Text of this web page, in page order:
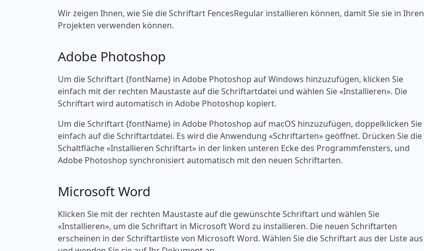
Wir zeigen Ihnen, wie Sie die Schriftart FencesRegular installieren können, damit Sie sie in Ihren
Projekten verwenden können.
Adobe Photoshop
Um die Schriftart {fontName} in Adobe Photoshop auf Windows hinzuzufügen, klicken Sie
einfach mit der rechten Maustaste auf die Schriftartdatei und wählen Sie «‎Installieren». Die
Schriftart wird automatisch in Adobe Photoshop kopiert.
Um die Schriftart {fontName} in Adobe Photoshop auf macOS hinzuzufügen, doppelklicken Sie
einfach auf die Schriftartdatei. Es wird die Anwendung «‎Schriftarten» geöffnet. Drücken Sie die
Schaltfläche «‎Installieren Schriftart» in der linken unteren Ecke des Programmfensters, und
Adobe Photoshop synchronisiert automatisch mit den neuen Schriftarten.
Microsoft Word
Klicken Sie mit der rechten Maustaste auf die gewünschte Schriftart und wählen Sie
«‎Installieren», um die Schriftart in Microsoft Word zu installieren. Die neuen Schriftarten
erscheinen in der Schriftartliste von Microsoft Word. Wählen Sie die Schriftart aus der Liste aus